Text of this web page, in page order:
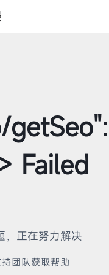
Failed
，正在努力解决
团队获取帮助